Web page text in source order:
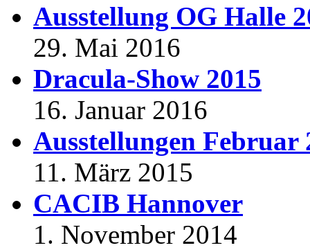
Ausstellung OG Halle
29. Mai 2016
Dracula-Show 2015
16. Januar 2016
Ausstellungen Februar
11. März 2015
CACIB Hannover
1. November 2014